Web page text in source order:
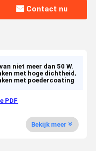
Contact nu
niet meer dan 50 W,
met hoge dichtheid,
met poedercoating
PDF
Bekijk meer